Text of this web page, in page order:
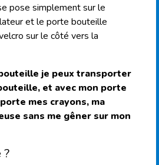
pose simplement sur le
et le porte bouteille
sur le côté vers la
je peux transporter
et avec mon porte
mes crayons, ma
sans me gêner sur mon
?